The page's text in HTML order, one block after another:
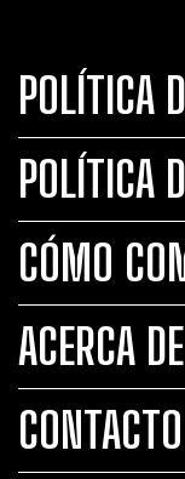
POLÍTICA
POLÍTICA
CÓMO
ACERCA DE
CONTACTO